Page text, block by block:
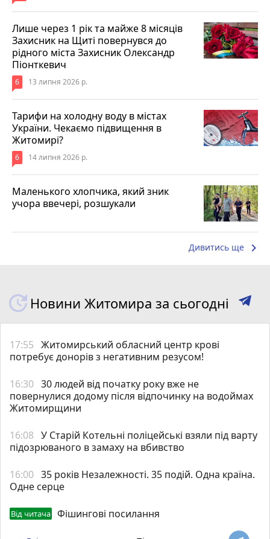
Лише через 1 рік та майже 8 місяців
Захисник на Щиті повернувся до
рідного міста Захисник Олександр
Піонткевич
6 13 липня 2026 р.
Тарифи на холодну воду в містах
України. Чекаємо підвищення в
Житомирі?
6 14 липня 2026 р.
Маленького хлопчика, який зник
учора ввечері, розшукали
Дивитись ще keyboard_arrow_right
Новини Житомира за сьогодні
17:55 Житомирський обласний центр крові
потребує донорів з негативним резусом!
16:30 30 людей від початку року вже не
повернулися додому після відпочинку на водоймах
Житомирщини
16:08 У Старій Котельні поліцейські взяли під варту
підозрюваного в замаху на вбивство
16:00 35 років Незалежності. 35 подій. Одна країна.
Одне серце
Від читача Фішингові посилання